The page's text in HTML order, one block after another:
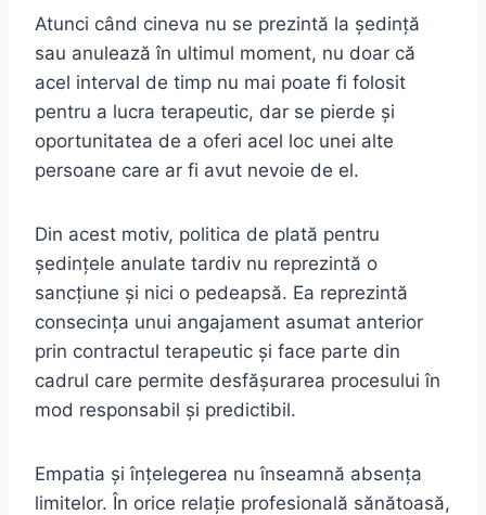
Atunci când cineva nu se prezintă la ședință
sau anulează în ultimul moment, nu doar că
acel interval de timp nu mai poate fi folosit
pentru a lucra terapeutic, dar se pierde și
oportunitatea de a oferi acel loc unei alte
persoane care ar fi avut nevoie de el.
Din acest motiv, politica de plată pentru
ședințele anulate tardiv nu reprezintă o
sancțiune și nici o pedeapsă. Ea reprezintă
consecința unui angajament asumat anterior
prin contractul terapeutic și face parte din
cadrul care permite desfășurarea procesului în
mod responsabil și predictibil.
Empatia și înțelegerea nu înseamnă absența
limitelor. În orice relație profesională sănătoasă,